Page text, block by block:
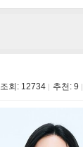
조회: 12734 추천: 9